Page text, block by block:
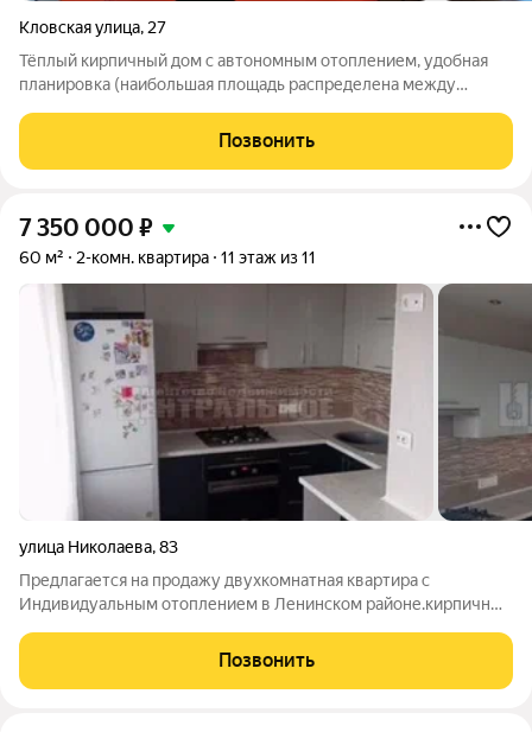
Кловская улица, 27
Тёплый кирпичный дом с автономным отоплением, удобная
планировка (наибольшая площадь распределена между
прихожая, большая лоджия (на кухню и комнату) остеклена,
полностью утеплена и может играть
Позвонить
7 350 000 ₽
60 м² 2-комн. квартира 11 этаж из 11
улица Николаева,83
Предлагается на продажу двухкомнатная квартира с
Индивидуальным отоплением в Ленинском районе.кирпичный
изолированные просторная кухня 11 кв. метров раздельный
санузел в плитке большая
Позвонить